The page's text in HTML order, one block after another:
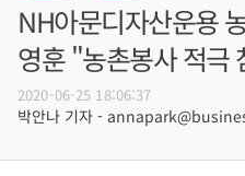
NH아문디자산운용
영훈 "농촌봉사 적극
2020-06-25 18:06:37
박안나 기자 -